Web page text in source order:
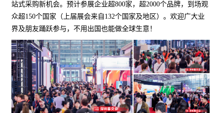
站式采购新机会。预计参展企业超800家，超2000个品牌，到场观
众超150个国家（上届展会来自132个国家及地区）。欢迎广大业
界及朋友踊跃参与，不用出国也能做全球生意！